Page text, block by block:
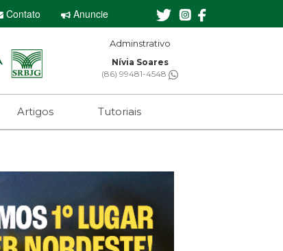
Contato Anuncie
Adminstrativo
Nívia Soares
(86) 99481-4548
Artigos Tutoriais